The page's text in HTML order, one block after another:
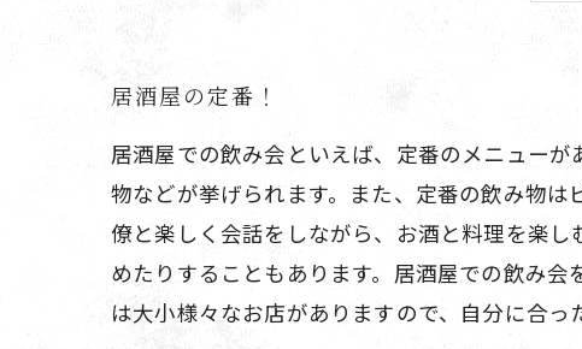
居酒屋の定番！
居酒屋での飲み会といえば、定番のメニュー
物などが挙げられます。また、定番の飲み物
僚と楽しく会話をしながら、お酒と料理を楽
めたりすることもあります。居酒屋での飲み
は大小様々なお店がありますので、自分に合っ